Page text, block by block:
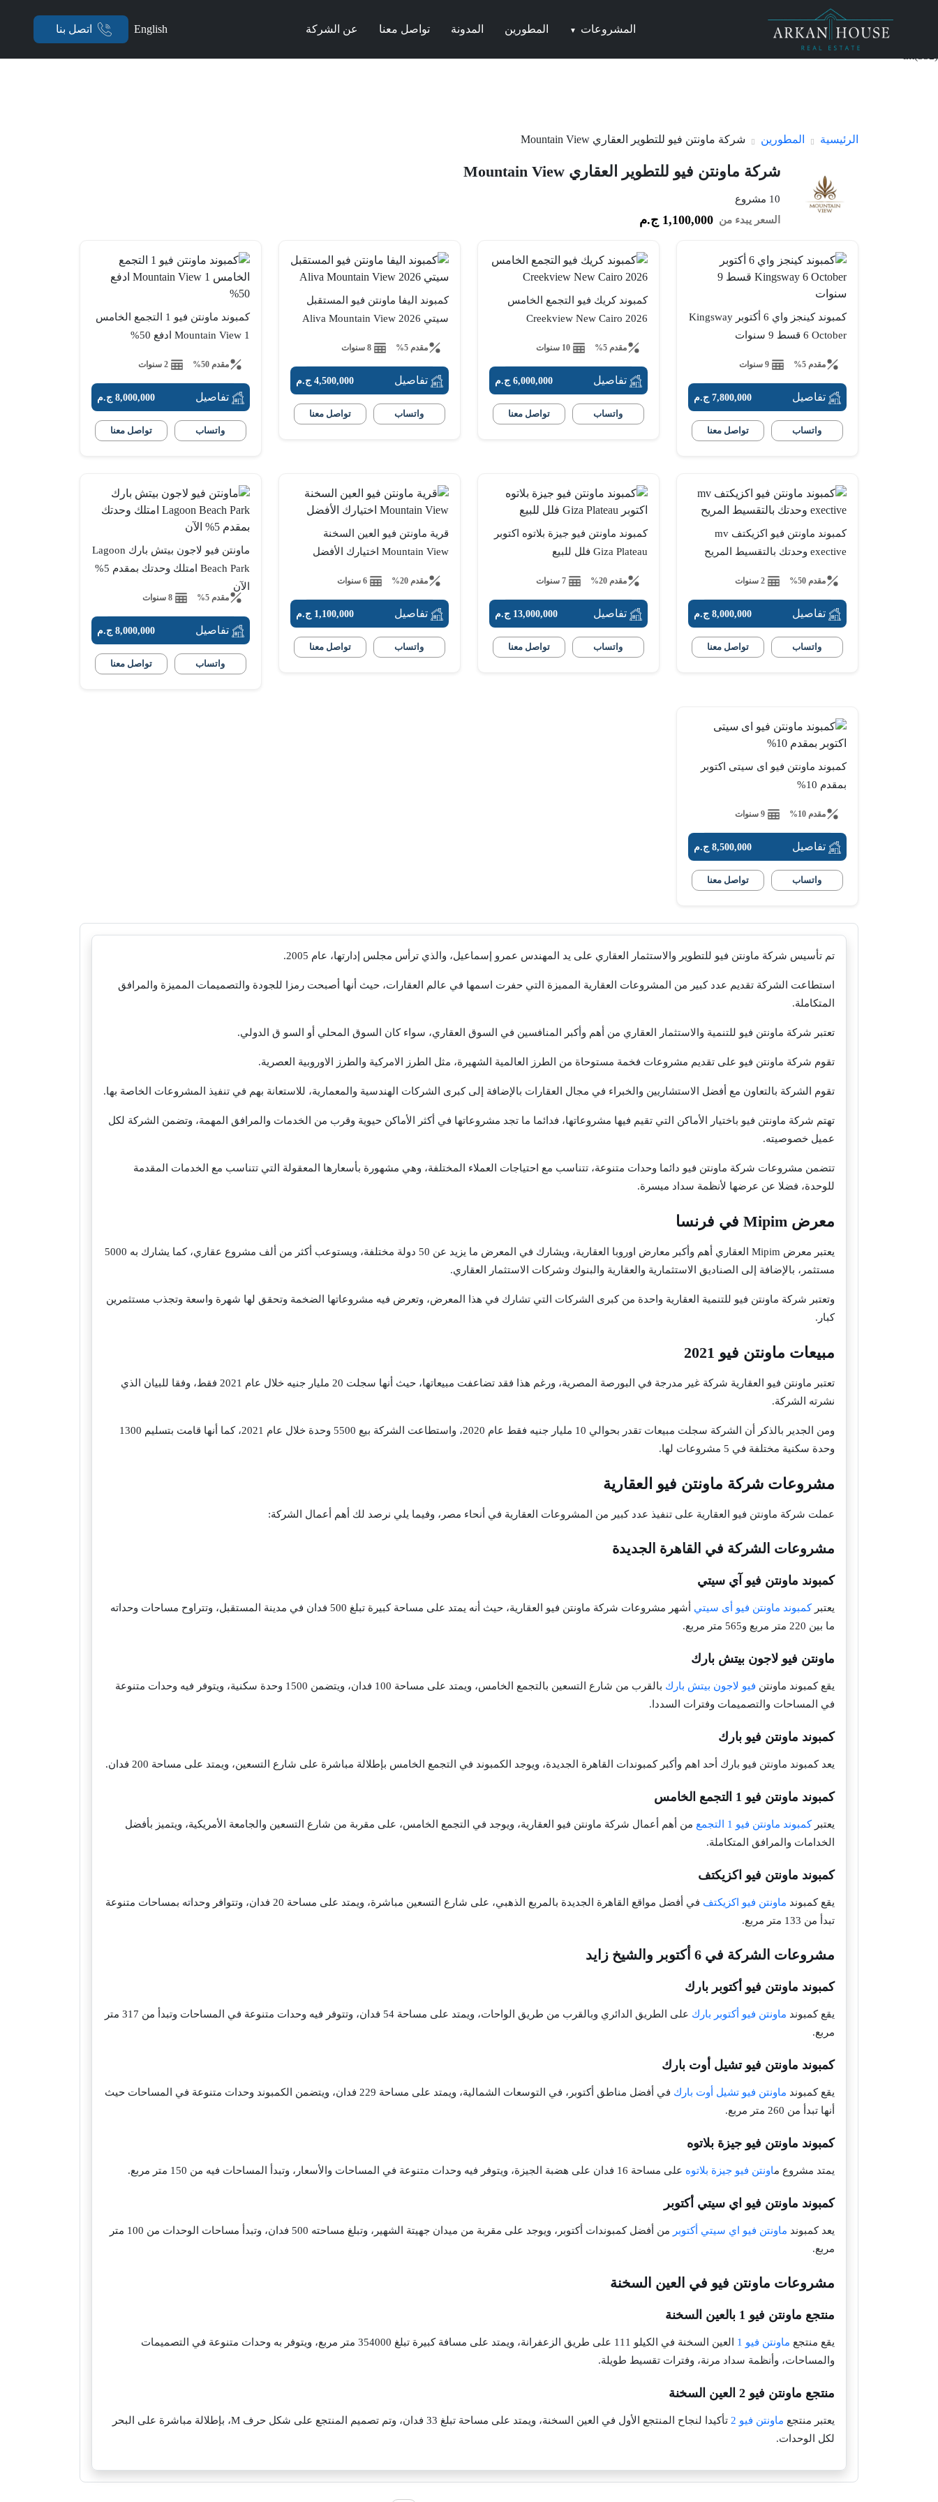
المشروعات ▼ المطورين المدونة تواصل معنا عن الشركة English اتصل بنا
الرئيسية المطورين شركة ماونتن فيو للتطوير العقاري Mountain View
شركة ماونتن فيو للتطوير العقاري Mountain View
10 مشروع
السعر يبدء من 1,100,000 ج.م
كمبوند كينجز واي 6 أكتوبر Kingsway
6 October قسط 9 سنوات
مقدم 5% 9 سنوات
تفاصيل 7,800,000 ج.م
واتساب تواصل معنا
كمبوند كريك فيو التجمع الخامس
Creekview New Cairo 2026
مقدم 5% 10 سنوات
تفاصيل 6,000,000 ج.م
واتساب تواصل معنا
كمبوند اليفا ماونتن فيو المستقبل
سيتي Aliva Mountain View 2026
مقدم 5% 8 سنوات
تفاصيل 4,500,000 ج.م
واتساب تواصل معنا
كمبوند ماونتن فيو 1 التجمع الخامس
Mountain View 1 ادفع 50%
مقدم 50% 2 سنوات
تفاصيل 8,000,000 ج.م
واتساب تواصل معنا
كمبوند ماونتن فيو اكزيكتف mv
exective وحدتك بالتقسيط المريح
مقدم 50% 2 سنوات
تفاصيل 8,000,000 ج.م
واتساب تواصل معنا
كمبوند ماونتن فيو جيزة بلاتوه اكتوبر
Giza Plateau فلل للبيع
مقدم 20% 7 سنوات
تفاصيل 13,000,000 ج.م
واتساب تواصل معنا
قرية ماونتن فيو العين السخنة
Mountain View اختيارك الأفضل
مقدم 20% 6 سنوات
تفاصيل 1,100,000 ج.م
واتساب تواصل معنا
ماونتن فيو لاجون بيتش بارك Lagoon
Beach Park امتلك وحدتك بمقدم 5%
الآن
مقدم 5% 8 سنوات
تفاصيل 8,000,000 ج.م
واتساب تواصل معنا
كمبوند ماونتن فيو اى سيتى اكتوبر
بمقدم 10%
مقدم 10% 9 سنوات
تفاصيل 8,500,000 ج.م
واتساب تواصل معنا
تم تأسيس شركة ماونتن فيو للتطوير والاستثمار العقاري على يد المهندس عمرو إسماعيل، والذي ترأس مجلس إدارتها، عام 2005.
استطاعت الشركة تقديم عدد كبير من المشروعات العقارية المميزة التي حفرت اسمها في عالم العقارات، حيث أنها أصبحت رمزا للجودة والتصميمات المميزة والمرافق
المتكاملة.
تعتبر شركة ماونتن فيو للتنمية والاستثمار العقاري من أهم وأكبر المنافسين في السوق العقاري، سواء كان السوق المحلي أو السو ق الدولي.
تقوم شركة ماونتن فيو على تقديم مشروعات فخمة مستوحاة من الطرز العالمية الشهيرة، مثل الطرز الامركية والطرز الاوروبية العصرية.
تقوم الشركة بالتعاون مع أفضل الاستشاريين والخبراء في مجال العقارات بالإضافة إلى كبرى الشركات الهندسية والمعمارية، للاستعانة بهم في تنفيذ المشروعات الخاصة بها.
تهتم شركة ماونتن فيو باختيار الأماكن التي تقيم فيها مشروعاتها، فدائما ما تجد مشروعاتها في أكثر الأماكن حيوية وقرب من الخدمات والمرافق المهمة، وتضمن الشركة لكل
عميل خصوصيته.
تتضمن مشروعات شركة ماونتن فيو دائما وحدات متنوعة، تتناسب مع احتياجات العملاء المختلفة، وهي مشهورة بأسعارها المعقولة التي تتناسب مع الخدمات المقدمة
للوحدة، فضلا عن عرضها لأنظمة سداد ميسرة.
معرض Mipim في فرنسا
يعتبر معرض Mipim العقاري أهم وأكبر معارض اوروبا العقارية، ويشارك في المعرض ما يزيد عن 50 دولة مختلفة، ويستوعب أكثر من ألف مشروع عقاري، كما يشارك به 5000
مستثمر، بالإضافة إلى الصناديق الاستثمارية والعقارية والبنوك وشركات الاستثمار العقاري.
وتعتبر شركة ماونتن فيو للتنمية العقارية واحدة من كبرى الشركات التي تشارك في هذا المعرض، وتعرض فيه مشروعاتها الضخمة وتحقق لها شهرة واسعة وتجذب مستثمرين
كبار.
مبيعات ماونتن فيو 2021
تعتبر ماونتن فيو العقارية شركة غير مدرجة في البورصة المصرية، ورغم هذا فقد تضاعفت مبيعاتها، حيث أنها سجلت 20 مليار جنيه خلال عام 2021 فقط، وفقا للبيان الذي
نشرته الشركة.
ومن الجدير بالذكر أن الشركة سجلت مبيعات تقدر بحوالي 10 مليار جنيه فقط عام 2020، واستطاعت الشركة بيع 5500 وحدة خلال عام 2021، كما أنها قامت بتسليم 1300
وحدة سكنية مختلفة في 5 مشروعات لها.
مشروعات شركة ماونتن فيو العقارية
عملت شركة ماونتن فيو العقارية على تنفيذ عدد كبير من المشروعات العقارية في أنحاء مصر، وفيما يلي نرصد لك أهم أعمال الشركة:
مشروعات الشركة في القاهرة الجديدة
كمبوند ماونتن فيو آي سيتي
يعتبركمبوند ماونتن فيو أى سيتي
أشهر مشروعات شركة ماونتن فيو العقارية، حيث أنه يمتد على مساحة كبيرة تبلغ 500 فدان في مدينة المستقبل، وتتراوح مساحات وحداته
ما بين 220 متر مربع و565 متر مربع.
ماونتن فيو لاجون بيتش بارك
يقع كمبوند ماونتن فيو لاجون بيتش بارك
بالقرب من شارع التسعين بالتجمع الخامس، ويمتد على مساحة 100 فدان، ويتضمن 1500 وحدة سكنية، ويتوفر فيه وحدات متنوعة
في المساحات والتصميمات وفترات السددا.
كمبوند ماونتن فيو بارك
يعد كمبوند ماونتن فيو بارك أحد اهم وأكبر كمبوندات القاهرة الجديدة، ويوجد الكمبوند في التجمع الخامس بإطلالة مباشرة على شارع التسعين، ويمتد على مساحة 200 فدان.
كمبوند ماونتن فيو 1 التجمع الخامس
يعتبركمبوند ماونتن فيو 1 التجمع
من أهم أعمال شركة ماونتن فيو العقارية، ويوجد في التجمع الخامس، على مقربة من شارع التسعين والجامعة الأمريكية، ويتميز بأفضل
الخدامات والمرافق المتكاملة.
كمبوند ماونتن فيو اكزيكتف
يقع كمبوند ماونتن فيو اكزيكتف
في أفضل مواقع القاهرة الجديدة بالمربع الذهبي، على شارع التسعين مباشرة، ويمتد على مساحة 20 فدان، وتتوافر وحداته بمساحات متنوعة
تبدأ من 133 متر مربع.
مشروعات الشركة في 6 أكتوبر والشيخ زايد
كمبوند ماونتن فيو أكتوبر بارك
يقع كمبوند ماونتن فيو أكتوبر بارك
على الطريق الدائري وبالقرب من طريق الواحات، ويمتد على مساحة 54 فدان، وتتوفر فيه وحدات متنوعة في المساحات وتبدأ من 317 متر
مربع.
كمبوند ماونتن فيو تشيل أوت بارك
يقع كمبوند ماونتن فيو تشيل أوت بارك
في أفضل مناطق أكتوبر، في التوسعات الشمالية، ويمتد على مساحة 229 فدان، ويتضمن الكمبوند وحدات متنوعة في المساحات حيث
أنها تبدأ من 260 متر مربع.
كمبوند ماونتن فيو جيزة بلاتوه
يمتد مشروع ماونتن فيو جيزة بلاتوه على مساحة 16 فدان على هضبة الجيزة، ويتوفر فيه وحدات متنوعة في المساحات والأسعار، وتبدأ المساحات فيه من 150 متر مربع.
كمبوند ماونتن فيو اي سيتي أكتوبر
يعد كمبوند ماونتن فيو اي سيتي أكتوبر
من أفضل كمبوندات أكتوبر، ويوجد على مقربة من ميدان جهيتة الشهير، وتبلغ مساحته 500 فدان، وتبدأ مساحات الوحدات من 100 متر
مربع.
مشروعات ماونتن فيو في العين السخنة
منتجع ماونتن فيو 1 بالعين السخنة
يقع منتجع ماونتن فيو 1
العين السخنة في الكيلو 111 على طريق الزعفرانة، ويمتد على مسافة كبيرة تبلغ 354000 متر مربع، ويتوفر به وحدات متنوعة في التصميمات
والمساحات، وأنظمة سداد مرنة، وفترات تقسيط طويلة.
منتجع ماونتن فيو 2 العين السخنة
يعتبر منتجع ماونتن فيو 2
تأكيدا لنجاح المنتجع الأول في العين السخنة، ويمتد على مساحة تبلغ 33 فدان، وتم تصميم المنتجع على شكل حرف M، بإطلالة مباشرة على البحر
لكل الوحدات.